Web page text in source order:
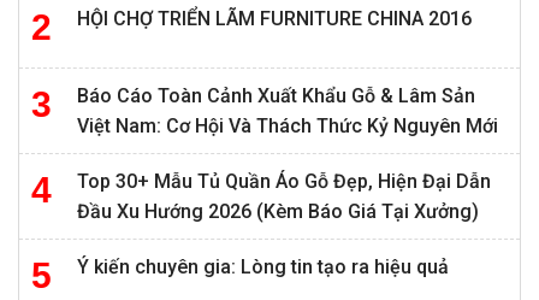
HỘI CHỢ TRIỂN LÃM FURNITURE CHINA 2016
Báo Cáo Toàn Cảnh Xuất Khẩu Gỗ & Lâm Sản
Việt Nam: Cơ Hội Và Thách Thức Kỷ Nguyên Mới
Top 30+ Mẫu Tủ Quần Áo Gỗ Đẹp, Hiện Đại Dẫn
Đầu Xu Hướng 2026 (Kèm Báo Giá Tại Xưởng)
Ý kiến chuyên gia: Lòng tin tạo ra hiệu quả